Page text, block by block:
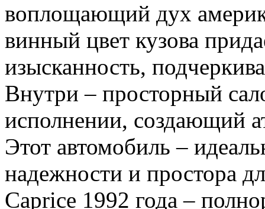
воплощающий дух
винный цвет кузова
изысканность,
Внутри – просторный
исполнении, создающий
Этот автомобиль –
надежности и простора
Caprice 1992 года –